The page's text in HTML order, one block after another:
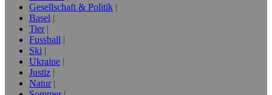
Gesellschaft & Politik
Basel
Tier
Fussball
Ski
Ukraine
Justiz
Natur